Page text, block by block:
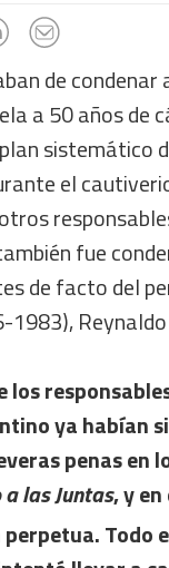
de
a 50 años de
sistemático
el
fue
de facto del
Reynaldo
los
ya habían
penas en
a las Juntas, y
Todo